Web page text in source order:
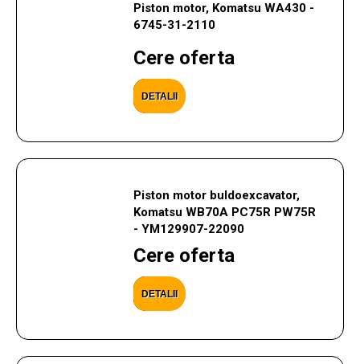
Piston motor, Komatsu WA430 -
6745-31-2110
Cere oferta
DETALII
Piston motor buldoexcavator,
Komatsu WB70A PC75R PW75R
- YM129907-22090
Cere oferta
DETALII